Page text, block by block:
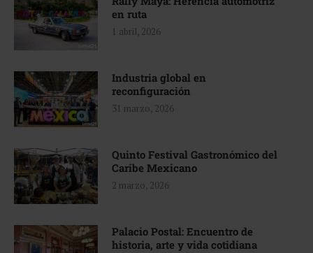
en ruta
1 abril, 2026
Industria global en
reconfiguración
31 marzo, 2026
Quinto Festival Gastronómico del
Caribe Mexicano
2 marzo, 2026
Palacio Postal: Encuentro de
historia, arte y vida cotidiana